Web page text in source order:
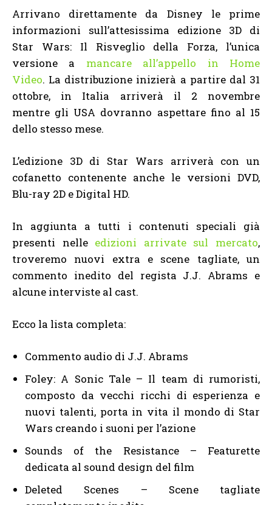
Arrivano direttamente da Disney le prime
informazioni sull’attesissima edizione 3D di
Star Wars: Il Risveglio della Forza, l’unica
versione a mancare all’appello in Home
Video. La distribuzione inizierà a partire dal 31
ottobre, in Italia arriverà il 2 novembre
mentre gli USA dovranno aspettare fino al 15
dello stesso mese.
L’edizione 3D di Star Wars arriverà con un
cofanetto contenente anche le versioni DVD,
Blu-ray 2D e Digital HD.
In aggiunta a tutti i contenuti speciali già
presenti nelle edizioni arrivate sul mercato,
troveremo nuovi extra e scene tagliate, un
commento inedito del regista J.J. Abrams e
alcune interviste al cast.
Ecco la lista completa:
Commento audio di J.J. Abrams
Foley: A Sonic Tale – Il team di rumoristi,
composto da vecchi ricchi di esperienza e
nuovi talenti, porta in vita il mondo di Star
Wars creando i suoni per l’azione
Sounds of the Resistance – Featurette
dedicata al sound design del film
Deleted Scenes – Scene tagliate